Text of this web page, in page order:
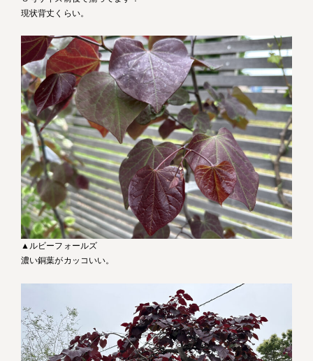
現状背丈くらい。
▲ルビーフォールズ
濃い銅葉がカッコいい。